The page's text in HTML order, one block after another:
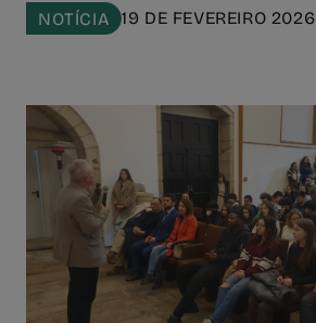
NOTÍCIA 19 DE FEVEREIRO 2026